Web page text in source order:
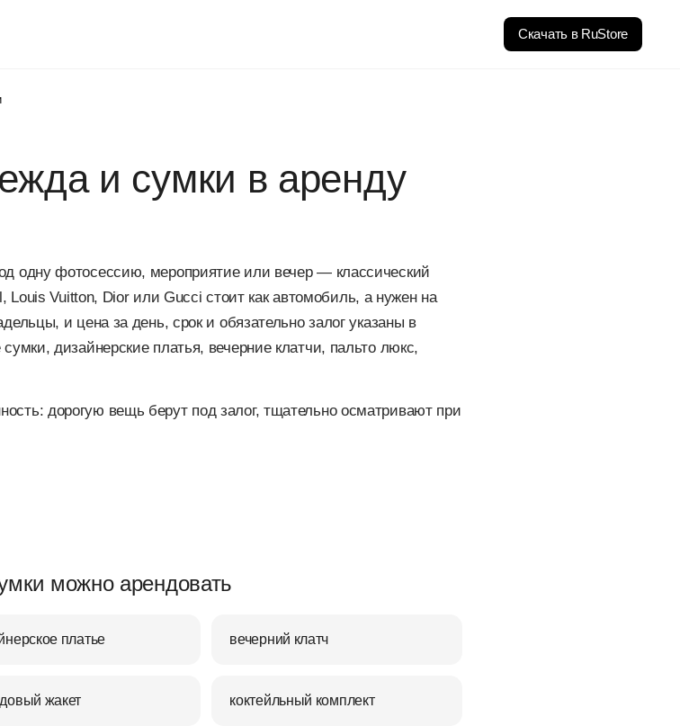
Скачать в RuStore
и сумки в аренду
одну фотосессию, мероприятие или вечер — классический
Louis Vuitton, Dior или Gucci стоит как автомобиль, а нужен на
и цена за день, срок и обязательно залог указаны в
дизайнерские платья, вечерние клатчи, пальто люкс,
дорогую вещь берут под залог, тщательно осматривают при
можно арендовать
платье вечерний клатч
жакет коктейльный комплект